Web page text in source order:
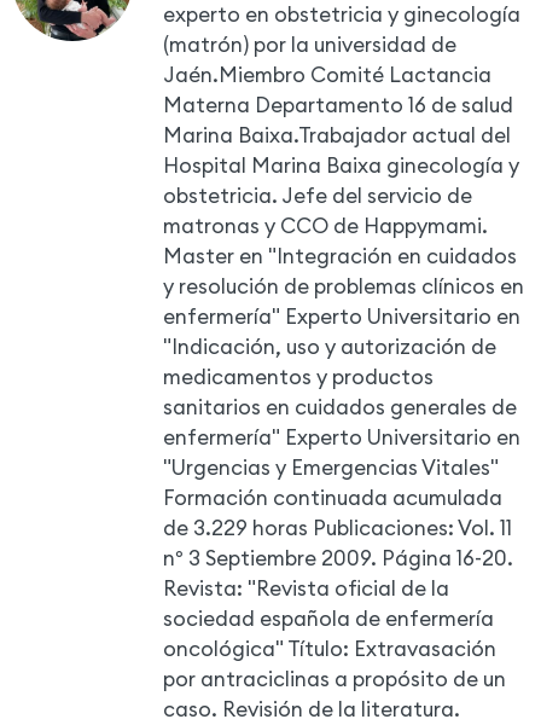
experto en obstetricia y ginecología
(matrón) por la universidad de
Jaén.Miembro Comité Lactancia
Materna Departamento 16 de salud
Marina Baixa.Trabajador actual del
Hospital Marina Baixa ginecología y
obstetricia. Jefe del servicio de
matronas y CCO de Happymami.
Master en "Integración en cuidados
y resolución de problemas clínicos en
enfermería" Experto Universitario en
"Indicación, uso y autorización de
medicamentos y productos
sanitarios en cuidados generales de
enfermería" Experto Universitario en
"Urgencias y Emergencias Vitales"
Formación continuada acumulada
de 3.229 horas Publicaciones: Vol. 11
nº 3 Septiembre 2009. Página 16-20.
Revista: "Revista oficial de la
sociedad española de enfermería
oncológica" Título: Extravasación
por antraciclinas a propósito de un
caso. Revisión de la literatura.